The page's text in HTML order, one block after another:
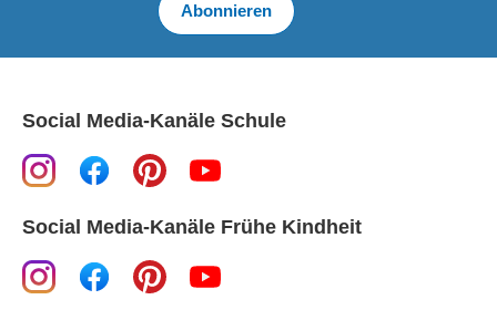
Abonnieren
Social Media-Kanäle Schule
Social Media-Kanäle Frühe Kindheit